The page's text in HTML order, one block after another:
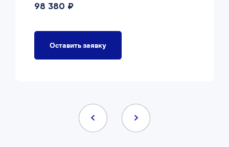
98 380 ₽
Оставить заявку